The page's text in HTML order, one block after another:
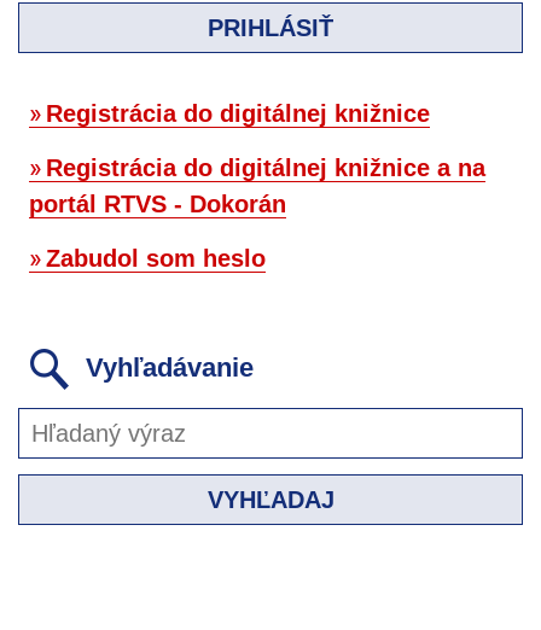
PRIHLÁSIŤ
Registrácia do digitálnej knižnice
Registrácia do digitálnej knižnice a na
portál RTVS - Dokorán
Zabudol som heslo
Vyhľadávanie
VYHĽADAJ